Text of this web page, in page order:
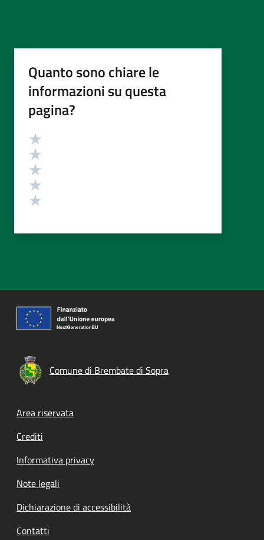
Quanto sono chiare le
informazioni su questa
pagina?
Valutazione
Comune di Brembate di Sopra
Footer menu
Area riservata
Crediti
Informativa privacy
Note legali
Dichiarazione di accessibilità
Contatti